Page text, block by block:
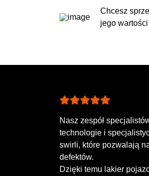
Chcesz
jego wartości
Nasz zespół
technologie i
swirli, które pozwalają
defektów.
Dzięki temu lakier